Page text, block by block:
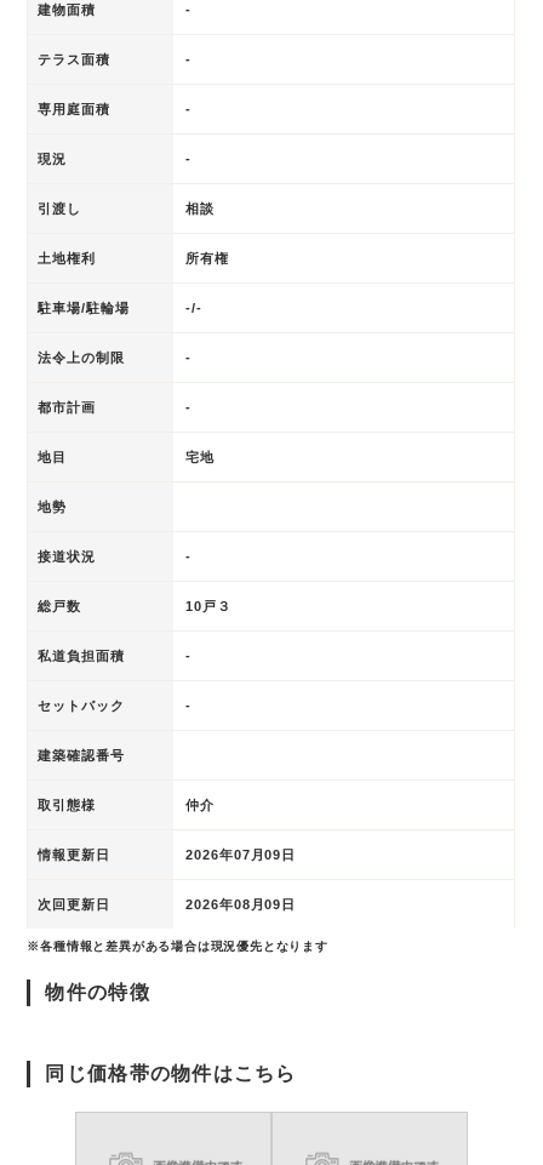
建物面積 -
テラス面積 -
専用庭面積 -
現況 -
引渡し 相談
土地権利 所有権
駐車場/駐輪場 -/-
法令上の制限 -
都市計画 -
地目 宅地
地勢
接道状況 -
総戸数 10戸３
私道負担面積 -
セットバック -
建築確認番号
取引態様 仲介
情報更新日 2026年07月09日
次回更新日 2026年08月09日
※各種情報と差異がある場合は現況優先となります
物件の特徴
同じ価格帯の物件はこちら